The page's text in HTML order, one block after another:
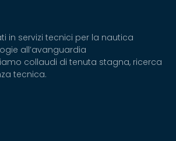
in servizi tecnici per la nautica
all’avanguardia
collaudi di tenuta stagna, ricerca
tecnica.